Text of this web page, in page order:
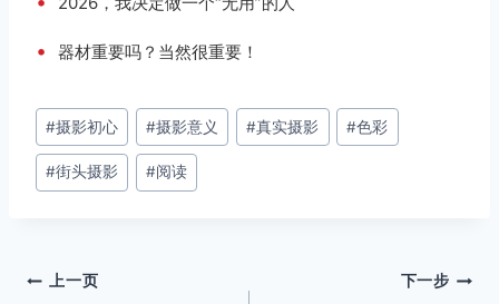
• 器材重要吗？当然很重要！
文
章
标
#摄影初心 #摄影意义 #真实摄影 #色彩
#街头摄影 #阅读
文上一页 下一步